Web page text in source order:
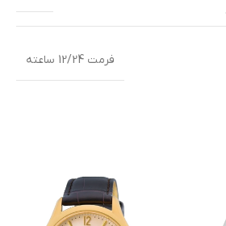
فرمت 12/24 ساعته